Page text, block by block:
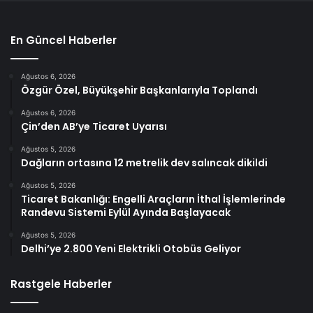
En Güncel Haberler
Ağustos 6, 2026
Özgür Özel, Büyükşehir Başkanlarıyla Toplandı
Ağustos 6, 2026
Çin’den AB’ye Ticaret Uyarısı
Ağustos 5, 2026
Dağların ortasına 12 metrelik dev salıncak dikildi
Ağustos 5, 2026
Ticaret Bakanlığı: Engelli Araçların İthal İşlemlerinde
Randevu Sistemi Eylül Ayında Başlayacak
Ağustos 5, 2026
Delhi’ye 2.800 Yeni Elektrikli Otobüs Geliyor
Rastgele Haberler